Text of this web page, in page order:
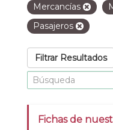
Mercancías
Pasajeros
Filtrar Resultados
Fichas de